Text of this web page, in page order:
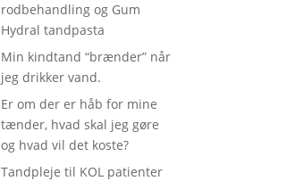
rodbehandling og Gum
Hydral tandpasta
Min kindtand “brænder” når
jeg drikker vand.
Er om der er håb for mine
tænder, hvad skal jeg gøre
og hvad vil det koste?
Tandpleje til KOL patienter